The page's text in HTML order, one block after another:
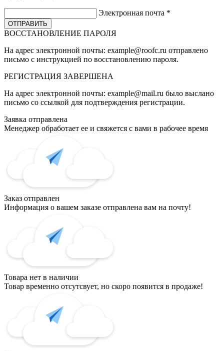
Электронная почта *
ВОССТАНОВЛЕНИЕ ПАРОЛЯ
На адрес электронной почты: example@roofc.ru отправлено
письмо с инструкцией по восстановлению пароля.
РЕГИСТРАЦИЯ ЗАВЕРШЕНА
На адрес электронной почты: example@mail.ru было выслано
письмо со ссылкой для подтверждения регистрации.
Заявка отправлена
Менеджер обработает ее и свяжется с вами в рабочее время
Заказ отправлен
Информация о вашем заказе отправлена вам на почту!
Товара нет в наличии
Товар временно отсутсвует, но скоро появится в продаже!